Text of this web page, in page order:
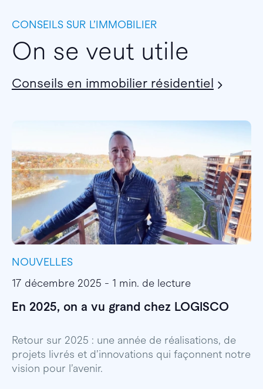
CONSEILS SUR L’IMMOBILIER
On se veut utile
Conseils en immobilier résidentiel
NOUVELLES
17 décembre 2025 - 1 min. de lecture
En 2025, on a vu grand chez LOGISCO
Retour sur 2025 : une année de réalisations, de
projets livrés et d’innovations qui façonnent notre
vision pour l’avenir.